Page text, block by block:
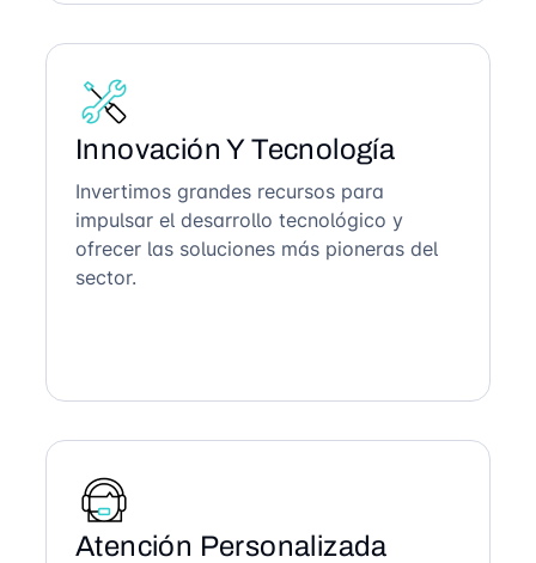
Innovación Y Tecnología
Invertimos grandes recursos para
impulsar el desarrollo tecnológico y
ofrecer las soluciones más pioneras del
sector.
Atención Personalizada